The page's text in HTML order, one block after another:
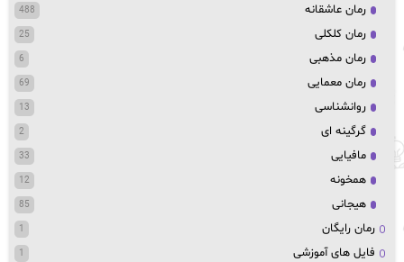
رمان عاشقانه 488
رمان کلکلی 25
رمان مذهبی 6
رمان معمایی 69
روانشناسی 13
گرگینه ای 2
مافیایی 33
همخونه 12
هیجانی 85
رمان رایگان 1
فایل های آموزشی 1